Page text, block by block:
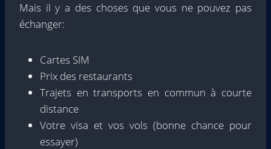
Mais il y a des choses que vous ne pouvez pas
échanger:
Cartes SIM
Prix ​​des restaurants
Trajets en transports en commun à courte
distance
Votre visa et vos vols (bonne chance pour
essayer)